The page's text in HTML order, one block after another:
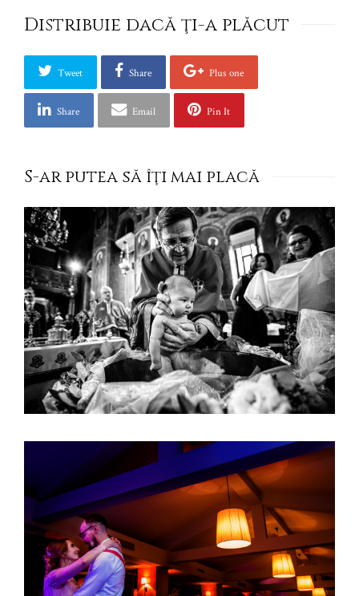
Distribuie dacă ţi-a plăcut
Tweet Share Plus one
Share Email Pin It
S-ar putea să îţi mai placă